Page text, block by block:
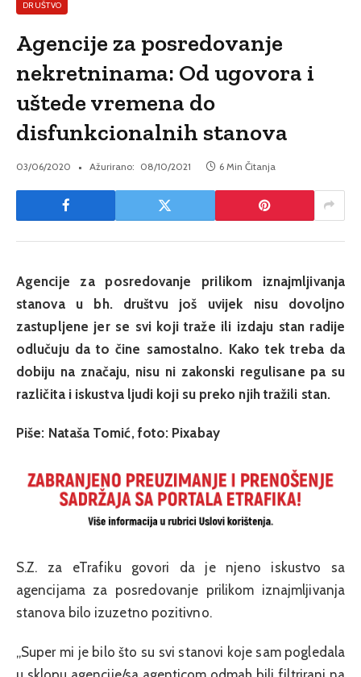
DRUŠTVO
Agencije za posredovanje
nekretninama: Od ugovora i
uštede vremena do
disfunkcionalnih stanova
03/06/2020 Ažurirano: 08/10/2021 6 Min Čitanja
Agencije za posredovanje prilikom iznajmljivanja
stanova u bh. društvu još uvijek nisu dovoljno
zastupljene jer se svi koji traže ili izdaju stan radije
odlučuju da to čine samostalno. Kako tek treba da
dobiju na značaju, nisu ni zakonski regulisane pa su
različita i iskustva ljudi koji su preko njih tražili stan.
Piše: Nataša Tomić, foto: Pixabay
S.Z. za eTrafiku govori da je njeno iskustvo sa
agencijama za posredovanje prilikom iznajmljivanja
stanova bilo izuzetno pozitivno.
„Super mi je bilo što su svi stanovi koje sam pogledala